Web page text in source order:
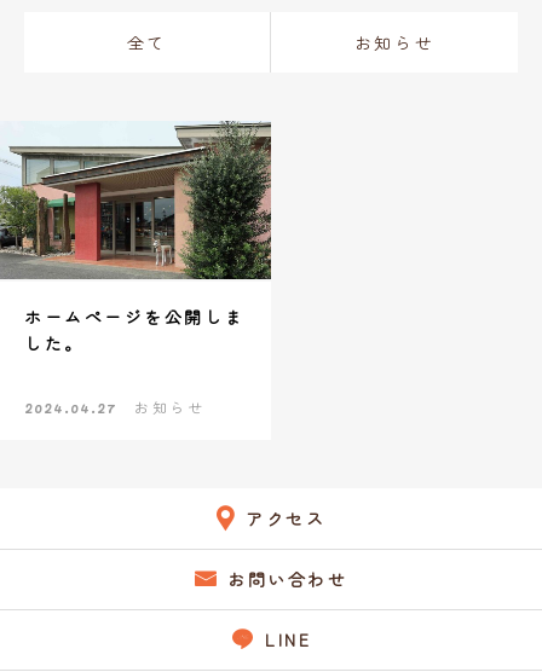
全て お知らせ
ホームぺージを公開しま
した。
2024.04.27 お知らせ
アクセス
お問い合わせ
LINE
ネット販売はこちら
お知らせ
お問い合わせ